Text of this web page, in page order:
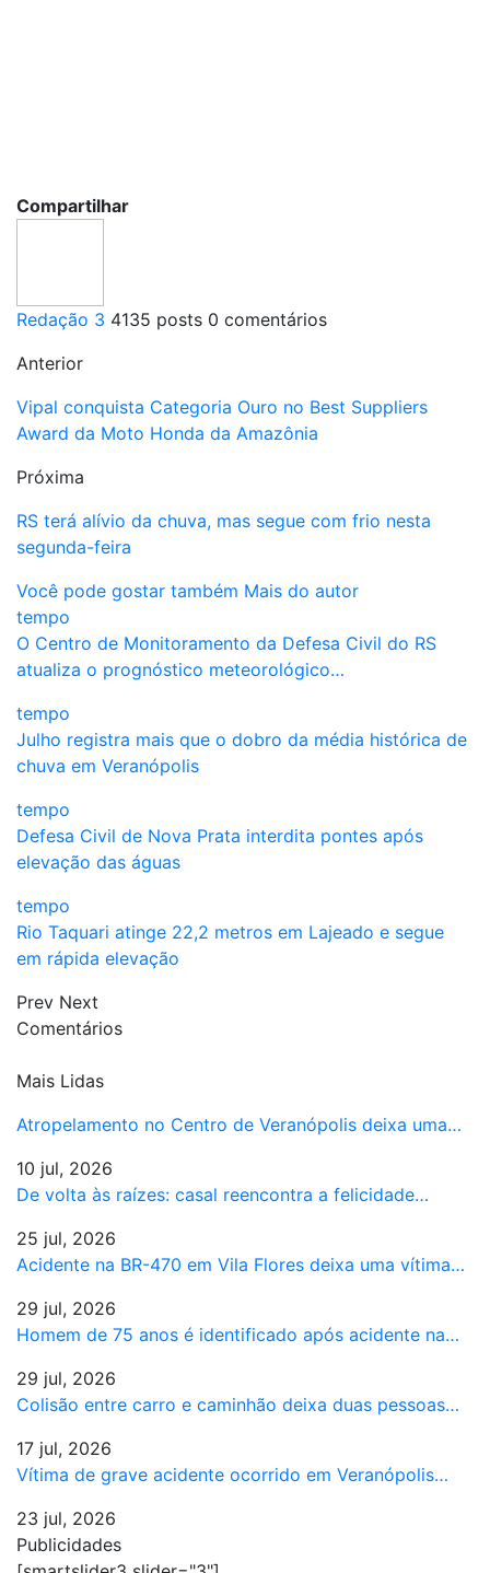
Compartilhar
Redação 3 4135 posts 0 comentários
Anterior
Vipal conquista Categoria Ouro no Best Suppliers
Award da Moto Honda da Amazônia
Próxima
RS terá alívio da chuva, mas segue com frio nesta
segunda-feira
Você pode gostar também Mais do autor
tempo
O Centro de Monitoramento da Defesa Civil do RS
atualiza o prognóstico meteorológico…
tempo
Julho registra mais que o dobro da média histórica de
chuva em Veranópolis
tempo
Defesa Civil de Nova Prata interdita pontes após
elevação das águas
tempo
Rio Taquari atinge 22,2 metros em Lajeado e segue
em rápida elevação
Prev Next
Comentários
Mais Lidas
Atropelamento no Centro de Veranópolis deixa uma…
10 jul, 2026
De volta às raízes: casal reencontra a felicidade…
25 jul, 2026
Acidente na BR-470 em Vila Flores deixa uma vítima…
29 jul, 2026
Homem de 75 anos é identificado após acidente na…
29 jul, 2026
Colisão entre carro e caminhão deixa duas pessoas…
17 jul, 2026
Vítima de grave acidente ocorrido em Veranópolis…
23 jul, 2026
Publicidades